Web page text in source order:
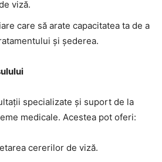
viză.
care să arate capacitatea ta de a
și șederea.
specializate și suport de la
medicale. Acestea pot oferi:
cererilor de viză.